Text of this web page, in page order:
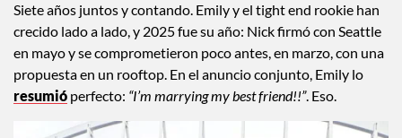
Emily Carlson y Nick Kallerup
Siete años juntos y contando. Emily y el tight end rookie han
crecido lado a lado, y 2025 fue su año: Nick firmó con Seattle
en mayo y se comprometieron poco antes, en marzo, con una